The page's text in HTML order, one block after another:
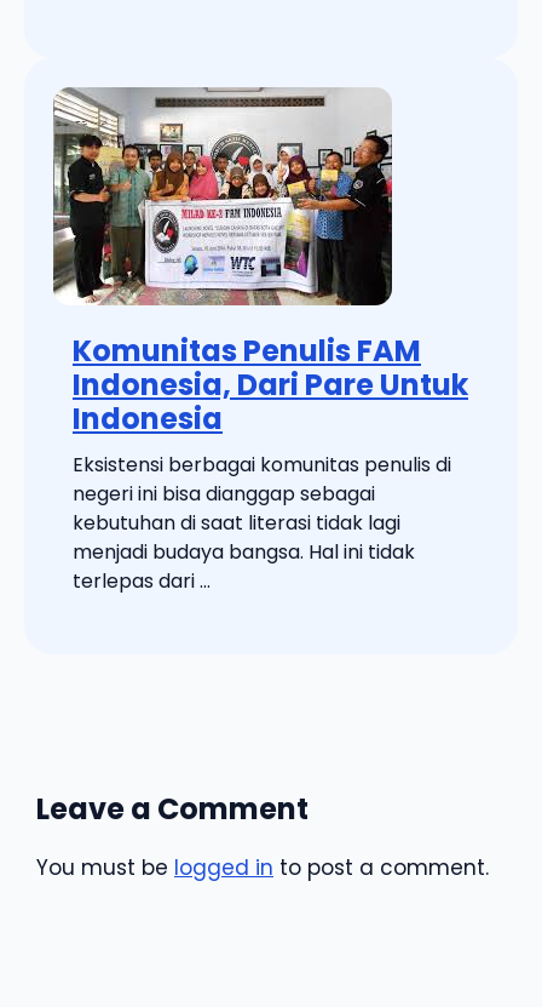
Komunitas Penulis FAM
Indonesia, Dari Pare Untuk
Indonesia
Eksistensi berbagai komunitas penulis di
negeri ini bisa dianggap sebagai
kebutuhan di saat literasi tidak lagi
menjadi budaya bangsa. Hal ini tidak
terlepas dari ...
Leave a Comment
You must be logged in to post a comment.